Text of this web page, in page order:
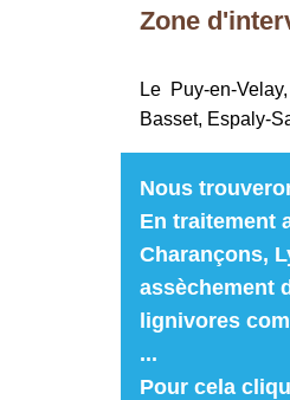
Zone
Le Puy-en-
Basset, Espaly-
Nous
En traitement
Charançons,
assèchement
lignivores
...
Pour cela